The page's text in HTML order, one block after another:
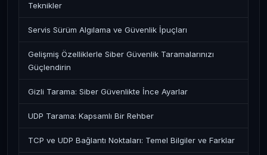
Teknikler
Servis Sürüm Algılama ve Güvenlik İpuçları
Gelişmiş Özelliklerle Siber Güvenlik Taramalarınızı
Güçlendirin
Gizli Tarama: Siber Güvenlikte İnce Ayarlar
UDP Tarama: Kapsamlı Bir Rehber
TCP ve UDP Bağlantı Noktaları: Temel Bilgiler ve Farklar